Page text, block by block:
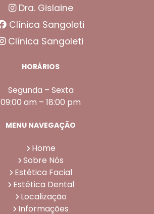
Dra. Gislaine
Clínica Sangoleti
Clínica Sangoleti
HORÁRIOS
Segunda – Sexta
09:00 am – 18:00 pm
MENU NAVEGAÇÃO
Home
Sobre Nós
Estética Facial
Estética Dental
Localização
Informações